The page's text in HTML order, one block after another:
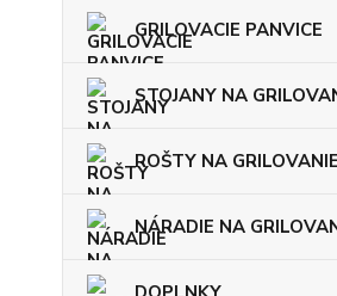
GRILOVACIE PANVICE
STOJANY NA
ROŠTY NA GRILOVANIE
NÁRADIE NA